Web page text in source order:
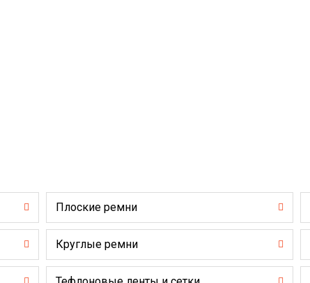
Плоские ремни
Круглые ремни